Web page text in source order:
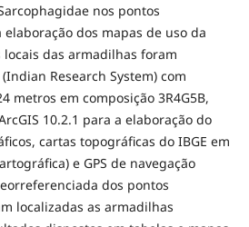
nos pontos
dos mapas de uso da
das armadilhas foram
Research System) com
metros em composição 3R4G5B,
10.2.1 para a elaboração do
cartas topográficas do IBGE em
e GPS de navegação
dos pontos
localizadas as armadilhas